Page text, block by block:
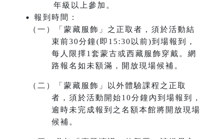
年級以上參加。
報到時間：
（一）「蒙藏服飾」之正取者，須於活動結
束前30分鐘(即15:30以前)到場報到，
每人限擇1套蒙古或西藏服飾穿戴。網
路報名如未額滿，開放現場候補。
（二）「蒙藏服飾」以外體驗課程之正取
者，須於活動開始10分鐘內到場報到，
逾時未完成報到之名額本館將開放現場
候補。